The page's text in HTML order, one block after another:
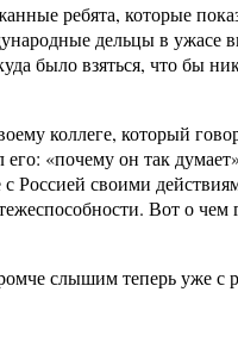
ребята, которые
дельцы в
было взяться, что бы
коллеге, который
«почему он так
Россией своими
Вот о
слышим теперь уже с